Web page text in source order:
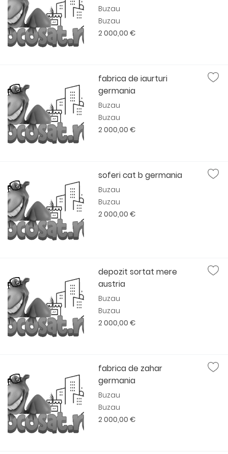
Buzau
Buzau
2 000,00 €
fabrica de iaurturi
germania
Buzau
Buzau
2 000,00 €
soferi cat b germania
Buzau
Buzau
2 000,00 €
depozit sortat mere
austria
Buzau
Buzau
2 000,00 €
fabrica de zahar
germania
Buzau
Buzau
2 000,00 €